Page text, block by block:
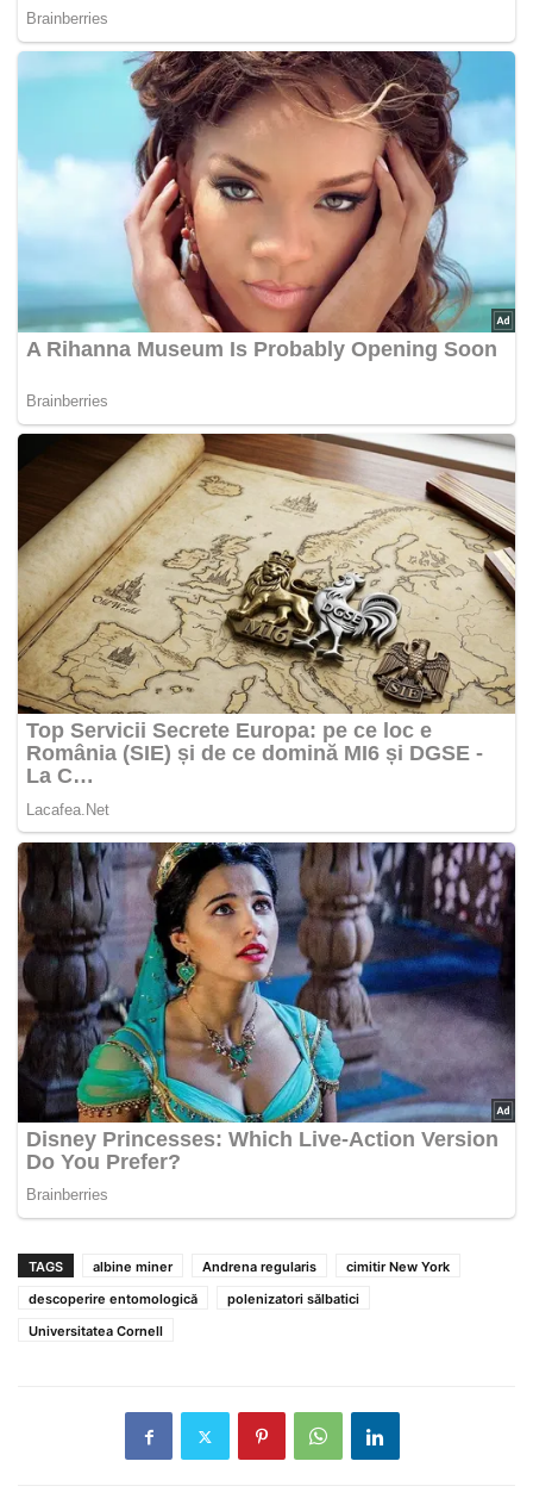
TAGS albine miner Andrena regularis
cimitir New York
descoperire entomologică
polenizatori sălbatici
Universitatea Cornell